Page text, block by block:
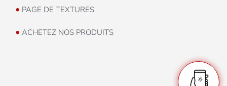
• PAGE DE TEXTURES
• ACHETEZ NOS PRODUITS